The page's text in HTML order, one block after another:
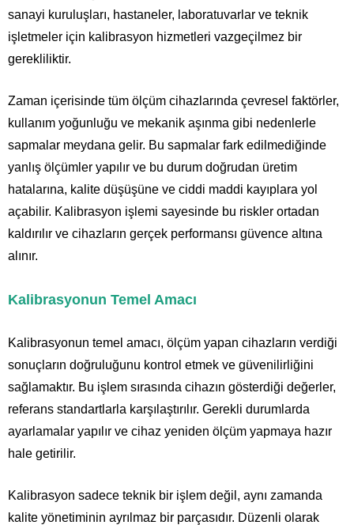
sanayi kuruluşları, hastaneler, laboratuvarlar ve teknik
işletmeler için kalibrasyon hizmetleri vazgeçilmez bir
gerekliliktir.
Zaman içerisinde tüm ölçüm cihazlarında çevresel faktörler,
kullanım yoğunluğu ve mekanik aşınma gibi nedenlerle
sapmalar meydana gelir. Bu sapmalar fark edilmediğinde
yanlış ölçümler yapılır ve bu durum doğrudan üretim
hatalarına, kalite düşüşüne ve ciddi maddi kayıplara yol
açabilir. Kalibrasyon işlemi sayesinde bu riskler ortadan
kaldırılır ve cihazların gerçek performansı güvence altına
alınır.
Kalibrasyonun Temel Amacı
Kalibrasyonun temel amacı, ölçüm yapan cihazların verdiği
sonuçların doğruluğunu kontrol etmek ve güvenilirliğini
sağlamaktır. Bu işlem sırasında cihazın gösterdiği değerler,
referans standartlarla karşılaştırılır. Gerekli durumlarda
ayarlamalar yapılır ve cihaz yeniden ölçüm yapmaya hazır
hale getirilir.
Kalibrasyon sadece teknik bir işlem değil, aynı zamanda
kalite yönetiminin ayrılmaz bir parçasıdır. Düzenli olarak